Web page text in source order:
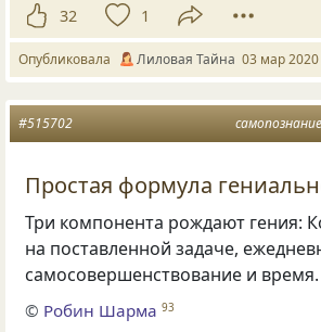
32 1
Опубликовала Лиловая Тайна 03 мар 2020
самопознание
#515702
Простая формула
Три компонента рождают гения:
на поставленной задаче,
самосовершенствование и время.
© Робин Шарма 93